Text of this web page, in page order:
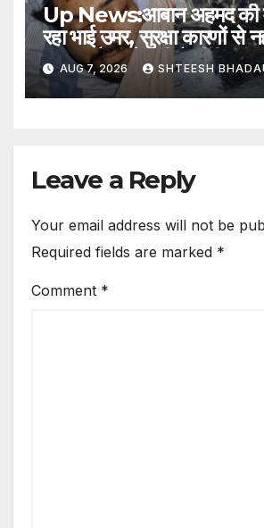
Up News:आबान अहमद की
रहा भाई उमर, सुरक्षा कारणों से
सूचना; बैरक में नहीं है टीवी –
Remained Unaware
Brother Aban
Reasons
AUG 7, 2026 SHTEESH
Leave a Reply
Your email address will not be
Required fields are marked *
Comment *